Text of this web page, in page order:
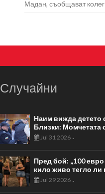
Мадан, съобщават
Случайни
Наим вижда детето
Близки: Момчетата
Jul 31 2026-
Пред бой: „100
кило живо тегло ли
Jul 29 2026-